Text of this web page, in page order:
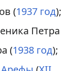
(1937 год);
Петра
(1938 год);